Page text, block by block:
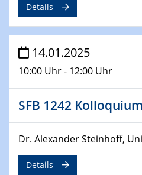
11.02.2025
SFB/TRR 270
11.02.2025
Social Hour
11.02.2025
Natural Water to H2
12.02.2025 - 14.02.2025
Sfb-trr247-all Annual
Details
14.01.2025
10:00 Uhr - 12:00 Uhr
SFB 1242 Kolloquium
Dr. Alexander Steinhoff,
Details